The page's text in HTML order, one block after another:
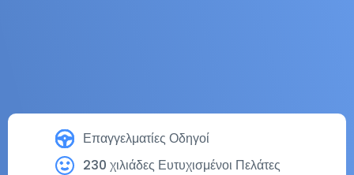
Επαγγελματίες Οδηγοί
230 χιλιάδες Ευτυχισμένοι Πελάτες